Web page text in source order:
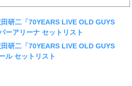
研二「70YEARS LIVE OLD GUYS
ーアリーナ セットリスト
研二「70YEARS LIVE OLD GUYS
ル セットリスト